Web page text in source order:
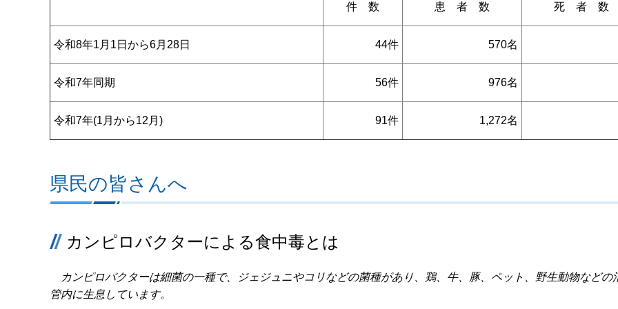
件 数 患 者 数 死 者 数
令和8年1月1日から6月28日 44件 570名
令和7年同期 56件 976名
令和7年(1月から12月) 91件 1,272名
県民の皆さんへ
カンピロバクターによる食中毒とは
カンピロバクターは細菌の一種で、ジェジュニやコリなどの菌種があり、鶏、牛、豚、ペット、野生動物などの
管内に生息しています。